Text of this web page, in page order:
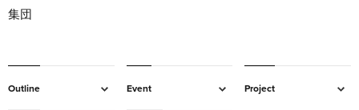
集団
Outline Event Project